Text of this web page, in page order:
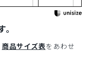
商品サイズ表をあわせ